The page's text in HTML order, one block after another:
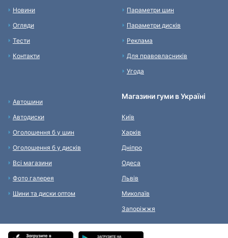
Новини
Огляди
Тести
Контакти
Параметри шин
Параметри дисків
Реклама
Для правовласників
Угода
Автошини
Автодиски
Оголошення б у шин
Оголошення б у дисків
Всі магазини
Фото галерея
Шини та диски оптом
Магазини гуми в Україні
Київ
Харків
Дніпро
Одеса
Львів
Миколаїв
Запоріжжя